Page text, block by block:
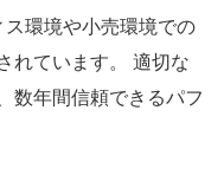
環境や小売環境での
れています。 適切な
数年間信頼できるパフ